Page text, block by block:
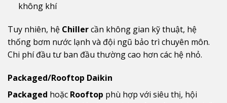
không khí
Tuy nhiên, hệ Chillercần không gian kỹ thuật, hệ
thống bơm nước lạnh và đội ngũ bảo trì chuyên môn.
Chi phí đầu tư ban đầu thường cao hơn các hệ nhỏ.
Packaged/Rooftop Daikin
Packaged hoặc Rooftop phù hợp với siêu thị, hội